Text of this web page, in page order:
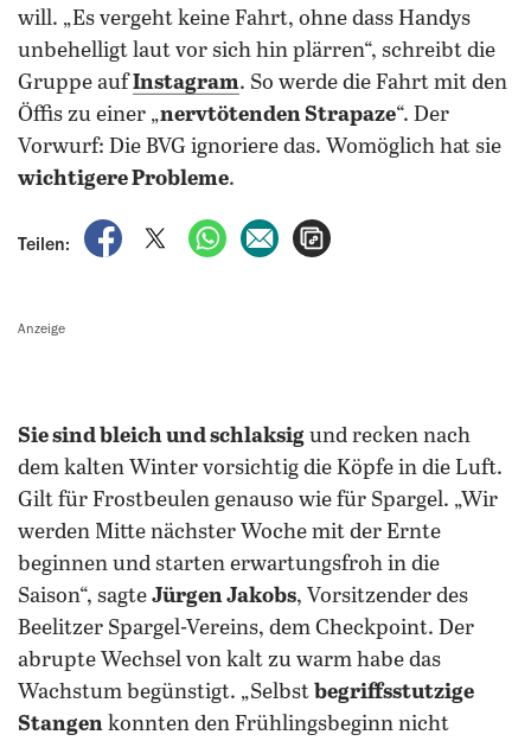
will. „Es vergeht keine Fahrt, ohne dass Handys
unbehelligt laut vor sich hin plärren“, schreibt die
Gruppe aufInstagram. So werde die Fahrt mit den
Öffis zu einer „nervtötenden Strapaze“. Der
Vorwurf: Die BVG ignoriere das. Womöglich hat sie
wichtigere Probleme.
Teilen:
auf Facebook teilen
auf X teilenper WhatsApp teilen
per E-Mail teilen
Anzeige
Sie sind bleich und schlaksig und recken nach
dem kalten Winter vorsichtig die Köpfe in die Luft.
Gilt für Frostbeulen genauso wie für Spargel. „Wir
werden Mitte nächster Woche mit der Ernte
beginnen und starten erwartungsfroh in die
Saison“, sagte Jürgen Jakobs, Vorsitzender des
Beelitzer Spargel-Vereins, dem Checkpoint. Der
abrupte Wechsel von kalt zu warm habe das
Wachstum begünstigt. „Selbst begriffsstutzige
Stangen konnten den Frühlingsbeginn nicht